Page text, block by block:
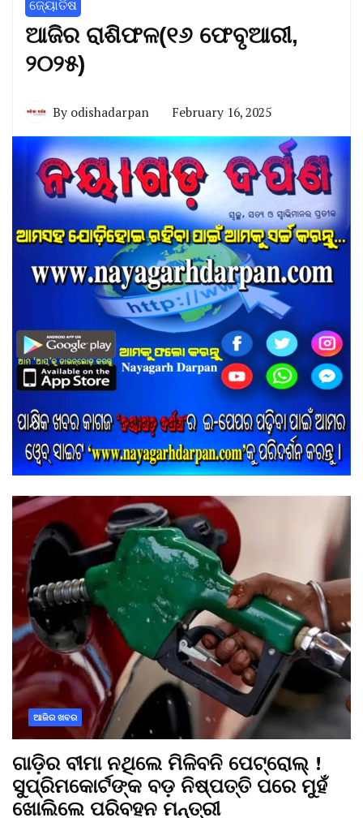
ଜ୍ୟୋତିଷ
ଆଜିର ରାଶିଫଳ(୧୬ ଫେବୃଆରୀ,
୨୦୨୫)
By odishadarpan February 16, 2025
ଆଜିର ଖବର
ଗାଡ଼ିର ବୀମା ନଥିଲେ ମିଳିବନି ପେଟ୍ରୋଲ୍ !
ସୁପ୍ରିମକୋର୍ଟଙ୍କ ବଡ଼ ନିଷ୍ପତ୍ତି ପରେ ମୁହଁ
ଖୋଲିଲେ ପରିବହନ ମନ୍ତ୍ରୀ